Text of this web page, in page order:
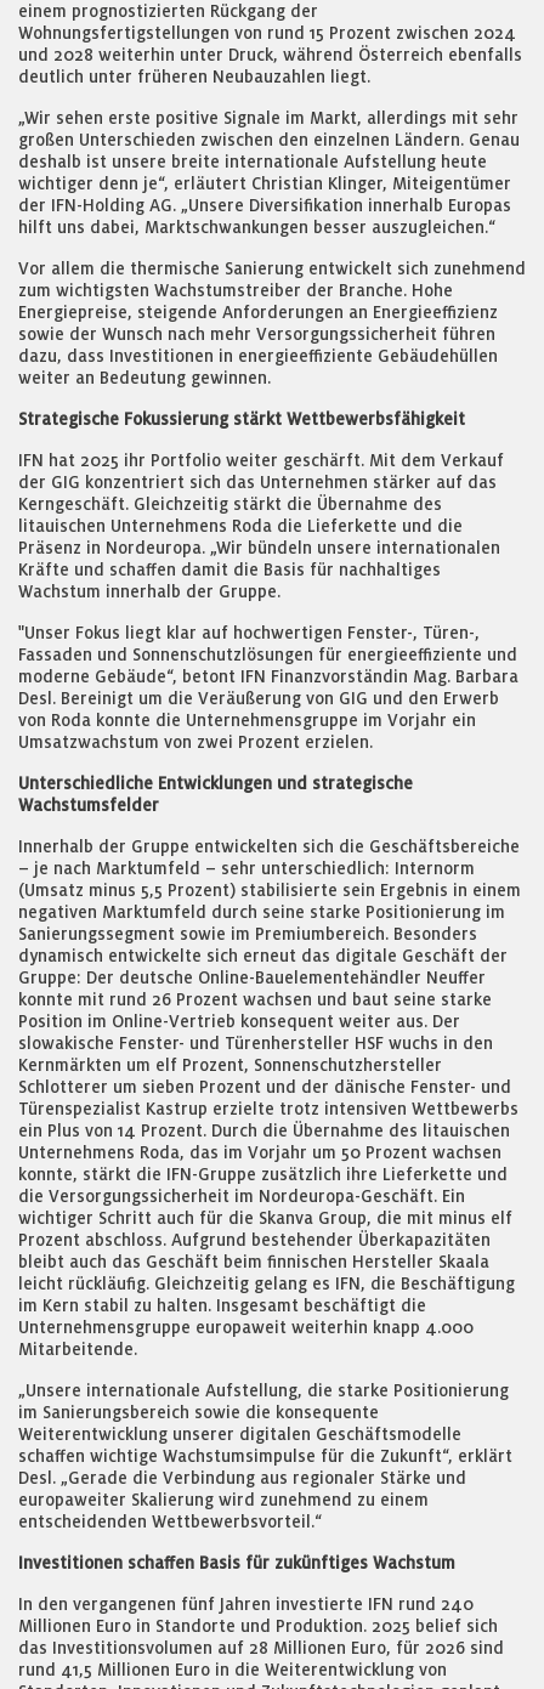
einem prognostizierten Rückgang der
Wohnungsfertigstellungen von rund 15 Prozent zwischen 2024
und 2028 weiterhin unter Druck, während Österreich ebenfalls
deutlich unter früheren Neubauzahlen liegt.
„Wir sehen erste positive Signale im Markt, allerdings mit sehr
großen Unterschieden zwischen den einzelnen Ländern. Genau
deshalb ist unsere breite internationale Aufstellung heute
wichtiger denn je“, erläutert Christian Klinger, Miteigentümer
der IFN-Holding AG. „Unsere Diversifikation innerhalb Europas
hilft uns dabei, Marktschwankungen besser auszugleichen.“
Vor allem die thermische Sanierung entwickelt sich zunehmend
zum wichtigsten Wachstumstreiber der Branche. Hohe
Energiepreise, steigende Anforderungen an Energieeffizienz
sowie der Wunsch nach mehr Versorgungssicherheit führen
dazu, dass Investitionen in energieeffiziente Gebäudehüllen
weiter an Bedeutung gewinnen.
Strategische Fokussierung stärkt Wettbewerbsfähigkeit
IFN hat 2025 ihr Portfolio weiter geschärft. Mit dem Verkauf
der GIG konzentriert sich das Unternehmen stärker auf das
Kerngeschäft. Gleichzeitig stärkt die Übernahme des
litauischen Unternehmens Roda die Lieferkette und die
Präsenz in Nordeuropa. „Wir bündeln unsere internationalen
Kräfte und schaffen damit die Basis für nachhaltiges
Wachstum innerhalb der Gruppe.
"Unser Fokus liegt klar auf hochwertigen Fenster-, Türen-,
Fassaden und Sonnenschutzlösungen für energieeffiziente und
moderne Gebäude“, betont IFN Finanzvorständin Mag. Barbara
Desl. Bereinigt um die Veräußerung von GIG und den Erwerb
von Roda konnte die Unternehmensgruppe im Vorjahr ein
Umsatzwachstum von zwei Prozent erzielen.
Unterschiedliche Entwicklungen und strategische
Wachstumsfelder
Innerhalb der Gruppe entwickelten sich die Geschäftsbereiche
– je nach Marktumfeld – sehr unterschiedlich: Internorm
(Umsatz minus 5,5 Prozent) stabilisierte sein Ergebnis in einem
negativen Marktumfeld durch seine starke Positionierung im
Sanierungssegment sowie im Premiumbereich. Besonders
dynamisch entwickelte sich erneut das digitale Geschäft der
Gruppe: Der deutsche Online-Bauelementehändler Neuffer
konnte mit rund 26 Prozent wachsen und baut seine starke
Position im Online-Vertrieb konsequent weiter aus. Der
slowakische Fenster- und Türenhersteller HSF wuchs in den
Kernmärkten um elf Prozent, Sonnenschutzhersteller
Schlotterer um sieben Prozent und der dänische Fenster- und
Türenspezialist Kastrup erzielte trotz intensiven Wettbewerbs
ein Plus von 14 Prozent. Durch die Übernahme des litauischen
Unternehmens Roda, das im Vorjahr um 50 Prozent wachsen
konnte, stärkt die IFN-Gruppe zusätzlich ihre Lieferkette und
die Versorgungssicherheit im Nordeuropa-Geschäft. Ein
wichtiger Schritt auch für die Skanva Group, die mit minus elf
Prozent abschloss. Aufgrund bestehender Überkapazitäten
bleibt auch das Geschäft beim finnischen Hersteller Skaala
leicht rückläufig. Gleichzeitig gelang es IFN, die Beschäftigung
im Kern stabil zu halten. Insgesamt beschäftigt die
Unternehmensgruppe europaweit weiterhin knapp 4.000
Mitarbeitende.
„Unsere internationale Aufstellung, die starke Positionierung
im Sanierungsbereich sowie die konsequente
Weiterentwicklung unserer digitalen Geschäftsmodelle
schaffen wichtige Wachstumsimpulse für die Zukunft“, erklärt
Desl. „Gerade die Verbindung aus regionaler Stärke und
europaweiter Skalierung wird zunehmend zu einem
entscheidenden Wettbewerbsvorteil.“
Investitionen schaffen Basis für zukünftiges Wachstum
In den vergangenen fünf Jahren investierte IFN rund 240
Millionen Euro in Standorte und Produktion. 2025 belief sich
das Investitionsvolumen auf 28 Millionen Euro, für 2026 sind
rund 41,5 Millionen Euro in die Weiterentwicklung von